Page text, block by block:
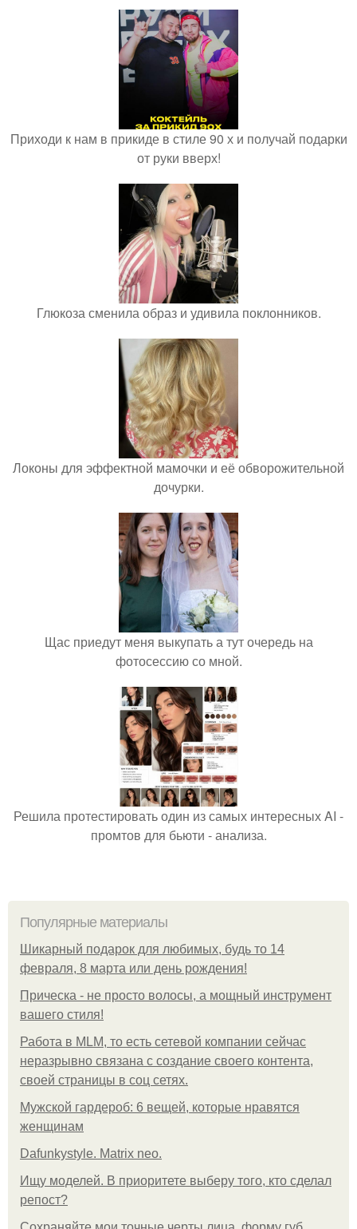
Приходи к нам в прикиде в стиле 90 х и получай подарки
от руки вверх!
Глюкоза сменила образ и удивила поклонников.
Локоны для эффектной мамочки и её обворожительной
дочурки.
Щас приедут меня выкупать а тут очередь на
фотосессию со мной.
Решила протестировать один из самых интересных AI -
промтов для бьюти - анализа.
Популярные материалы
Шикарный подарок для любимых, будь то 14
февраля, 8 марта или день рождения!
Прическа - не просто волосы, а мощный инструмент
вашего стиля!
Работа в MLM, то есть сетевой компании сейчас
неразрывно связана с создание своего контента,
своей страницы в соц сетях.
Мужской гардероб: 6 вещей, которые нравятся
женщинам
Dafunkystyle. Matrix neo.
Ищу моделей. В приоритете выберу того, кто сделал
репост?